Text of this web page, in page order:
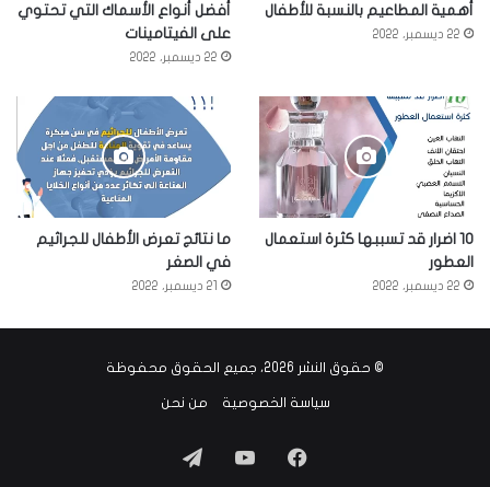
أهمية المطاعيم بالنسبة للأطفال
22 ديسمبر، 2022
أفضل أنواع الأسماك التي تحتوي
على الفيتامينات
22 ديسمبر، 2022
10 اضرار قد تسببها كثرة استعمال
العطور
22 ديسمبر، 2022
ما نتائج تعرض الأطفال للجراثيم
في الصغر
21 ديسمبر، 2022
© حقوق النشر 2026، جميع الحقوق محفوظة
سياسة الخصوصية من نحن
فيسبوك‫YouTube